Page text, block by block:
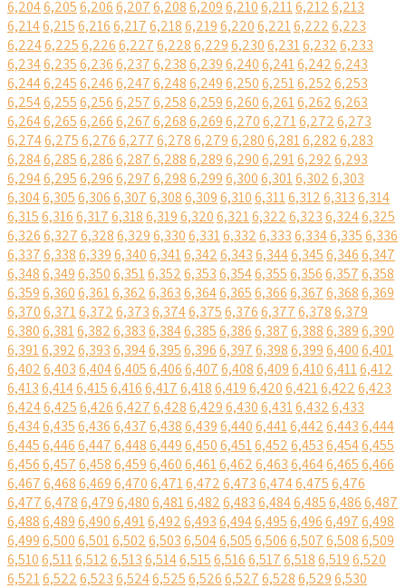
6,2046,2056,2066,2076,2086,2096,2106,2116,2126,213
6,2146,2156,2166,2176,2186,2196,2206,2216,2226,223
6,2246,2256,2266,2276,2286,2296,2306,2316,2326,233
6,2346,2356,2366,2376,2386,2396,2406,2416,2426,243
6,2446,2456,2466,2476,2486,2496,2506,2516,2526,253
6,2546,2556,2566,2576,2586,2596,2606,2616,2626,263
6,2646,2656,2666,2676,2686,2696,2706,2716,2726,273
6,2746,2756,2766,2776,2786,2796,2806,2816,2826,283
6,2846,2856,2866,2876,2886,2896,2906,2916,2926,293
6,2946,2956,2966,2976,2986,2996,3006,3016,3026,303
6,3046,3056,3066,3076,3086,3096,3106,3116,3126,3136,314
6,3156,3166,3176,3186,3196,3206,3216,3226,3236,3246,325
6,3266,3276,3286,3296,3306,3316,3326,3336,3346,3356,336
6,3376,3386,3396,3406,3416,3426,3436,3446,3456,3466,347
6,3486,3496,3506,3516,3526,3536,3546,3556,3566,3576,358
6,3596,3606,3616,3626,3636,3646,3656,3666,3676,3686,369
6,3706,3716,3726,3736,3746,3756,3766,3776,3786,379
6,3806,3816,3826,3836,3846,3856,3866,3876,3886,3896,390
6,3916,3926,3936,3946,3956,3966,3976,3986,3996,4006,401
6,4026,4036,4046,4056,4066,4076,4086,4096,4106,4116,412
6,4136,4146,4156,4166,4176,4186,4196,4206,4216,4226,423
6,4246,4256,4266,4276,4286,4296,4306,4316,4326,433
6,4346,4356,4366,4376,4386,4396,4406,4416,4426,4436,444
6,4456,4466,4476,4486,4496,4506,4516,4526,4536,4546,455
6,4566,4576,4586,4596,4606,4616,4626,4636,4646,4656,466
6,4676,4686,4696,4706,4716,4726,4736,4746,4756,476
6,4776,4786,4796,4806,4816,4826,4836,4846,4856,4866,487
6,4886,4896,4906,4916,4926,4936,4946,4956,4966,4976,498
6,4996,5006,5016,5026,5036,5046,5056,5066,5076,5086,509
6,5106,5116,5126,5136,5146,5156,5166,5176,5186,5196,520
6,5216,5226,5236,5246,5256,5266,5276,5286,5296,530